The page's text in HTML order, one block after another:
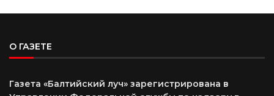
О ГАЗЕТЕ
Газета «Балтийский луч» зарегистрирована в